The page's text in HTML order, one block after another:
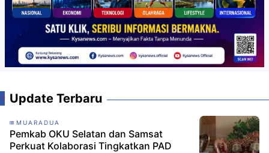
Update Terbaru
MUARADUA
Pemkab OKU Selatan dan Samsat
Perkuat Kolaborasi Tingkatkan PAD